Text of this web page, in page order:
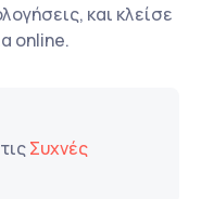
και κλείσε
online.
Συχνές